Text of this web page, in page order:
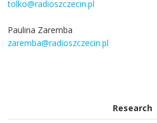
tolko@radioszczecin.pl
Paulina Zaremba
zaremba@radioszczecin.pl
Research